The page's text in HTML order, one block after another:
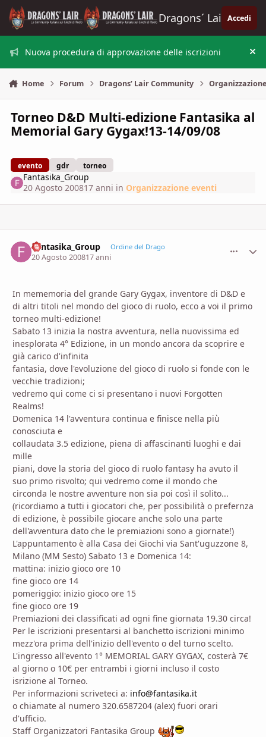
Vai al contenuto
Dragons´ Lair Accedi
Nuova procedura di approvazione delle iscrizioni
Home Forum Dragons’ Lair Community
Torneo D&D Multi-edizione Fantasika al
Memorial Gary Gygax!13-14/09/08
evento gdr torneo
Fantasika_Group
20 Agosto 200817 anni in Organizzazione eventi
Fantasika_Group Ordine del Drago
20 Agosto 200817 anni
In mememoria del grande Gary Gygax, inventore di D&D e
di altri titoli nel mondo del gioco di ruolo, ecco a voi il primo
torneo multi-edizione!
Sabato 13 inizia la nostra avventura, nella nuovissima ed
inesplorata 4° Edizione, in un mondo ancora da scoprire e
già carico d'infinita
fantasia, dove l'evoluzione del gioco di ruolo si fonde con le
vecchie tradizioni;
vedremo qui come ci si presentano i nuovi Forgotten
Realms!
Domenica 14 l'avventura continua e finisce nella più
conosciuta e
collaudata 3.5 edizione, piena di affascinanti luoghi e dai
mille
piani, dove la storia del gioco di ruolo fantasy ha avuto il
suo primo risvolto; qui vedremo come il mondo che
circonda le nostre avventure non sia poi così il solito...
(ricordiamo a tutti i giocatori che, per possibilità o prefernza
di edizione, è possibile giocare anche solo una parte
dell'avventura dato che le premiazioni sono a giornate!)
L'appuntamento è alla Casa dei Giochi via Sant'uguzzone 8,
Milano (MM Sesto) Sabato 13 e Domenica 14:
mattina: inizio gioco ore 10
fine gioco ore 14
pomeriggio: inizio gioco ore 15
fine gioco ore 19
Premiazioni dei classificati ad ogni fine giornata 19.30 circa!
Per le iscrizioni presentarsi al banchetto iscrizioni minimo
mezz'ora prima dell'inizio dell'evento o del turno scelto.
L'ingresso all'evento 1° MEMORIAL GARY GYGAX, costerà 7€
al giorno o 10€ per entrambi i giorni incluso il costo
isrizione al Torneo.
Per informazioni scriveteci a: info@fantasika.it
o chiamate al numero 320.6587204 (alex) fuori orari
d'ufficio.
Staff Organizzatori Fantasika Group